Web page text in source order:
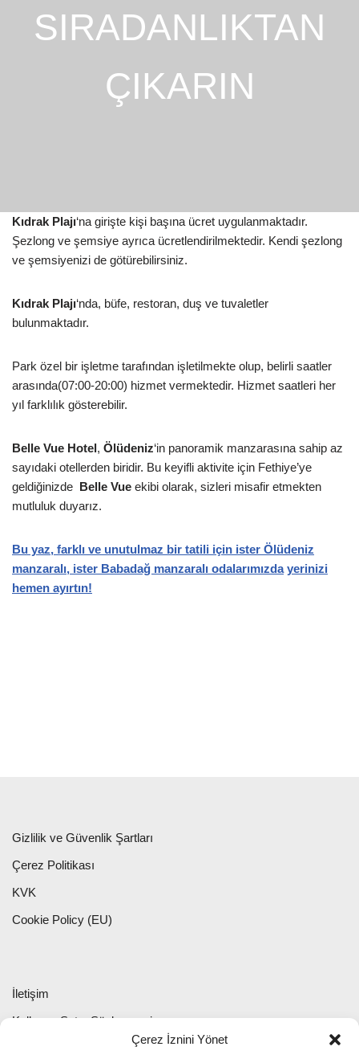
Çerez İznini Yönet
SIRADANLIKTAN
ÇIKARIN
Kıdrak Plajı‘na girişte kişi başına ücret uygulanmaktadır.
Şezlong ve şemsiye ayrıca ücretlendirilmektedir. Kendi şezlong
ve şemsiyenizi de götürebilirsiniz.
Kıdrak Plajı‘nda, büfe, restoran, duş ve tuvaletler
bulunmaktadır.
Park özel bir işletme tarafından işletilmekte olup, belirli saatler
arasında(07:00-20:00) hizmet vermektedir. Hizmet saatleri her
yıl farklılık gösterebilir.
Belle Vue Hotel, Ölüdeniz‘in panoramik manzarasına sahip az
sayıdaki otellerden biridir. Bu keyifli aktivite için Fethiye’ye
geldiğinizde Belle Vue ekibi olarak, sizleri misafir etmekten
mutluluk duyarız.
Bu yaz, farklı ve unutulmaz bir tatili için ister Ölüdeniz
manzaralı, ister Babadağ manzaralı odalarımızda yerinizi
hemen ayırtın!
Gizlilik ve Güvenlik Şartları
Çerez Politikası
KVK
Cookie Policy (EU)
İletişim
Kullanıcı Satış Sözleşmesi
Web Sitesinin Kullanım Şartları